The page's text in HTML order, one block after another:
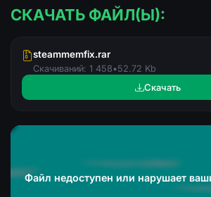
СКАЧАТЬ ФАЙЛ(Ы):
steammemfix.rar
Скачиваний: 1 458•52.72 Kb
Скачать
Файл недоступен или нарушает